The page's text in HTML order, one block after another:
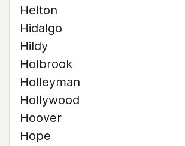
Helton
Hidalgo
Hildy
Holbrook
Holleyman
Hollywood
Hoover
Hope